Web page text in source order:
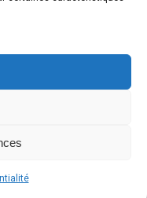
FENÊTRE)
UNE NOUVELLE FENÊTRE)
OUVRE DANS UNE NOUVELLE
D'IDENTITÉ
2026